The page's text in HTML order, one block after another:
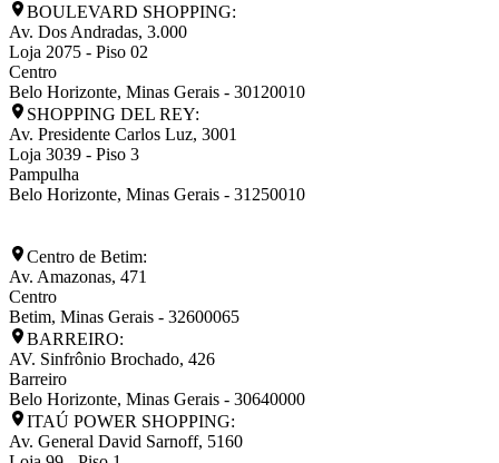
BOULEVARD SHOPPING:
Av. Dos Andradas, 3.000
Loja 2075 - Piso 02
Centro
Belo Horizonte, Minas Gerais - 30120010
SHOPPING DEL REY:
Av. Presidente Carlos Luz, 3001
Loja 3039 - Piso 3
Pampulha
Belo Horizonte, Minas Gerais - 31250010
Centro de Betim:
Av. Amazonas, 471
Centro
Betim, Minas Gerais - 32600065
BARREIRO:
AV. Sinfrônio Brochado, 426
Barreiro
Belo Horizonte, Minas Gerais - 30640000
ITAÚ POWER SHOPPING:
Av. General David Sarnoff, 5160